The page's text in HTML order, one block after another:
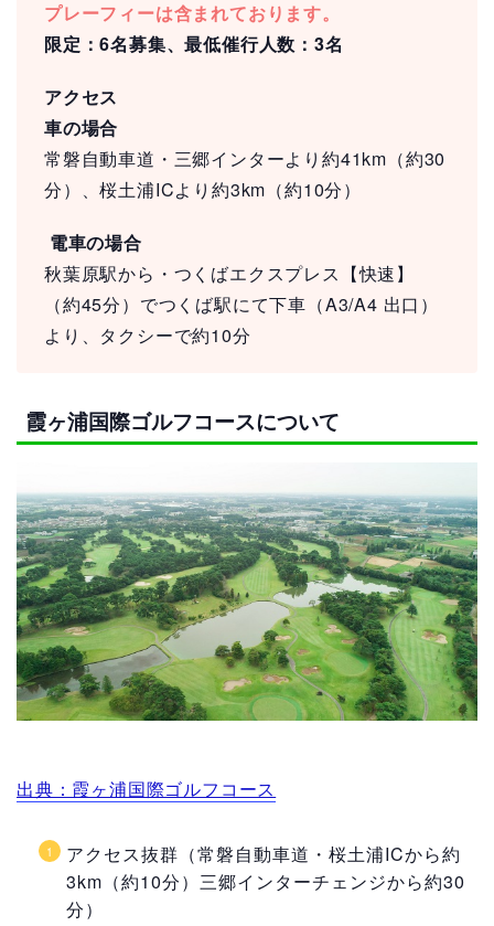
プレーフィーは含まれております。
限定：6名募集、最低催行人数：3名
アクセス
車の場合
常磐自動車道・三郷インターより約41km（約30
分）、桜土浦ICより約3km（約10分）
電車の場合
秋葉原駅から・つくばエクスプレス【快速】
（約45分）でつくば駅にて下車（A3/A4 出口）
より、タクシーで約10分
霞ヶ浦国際ゴルフコースについて
出典：霞ヶ浦国際ゴルフコース
アクセス抜群（常磐自動車道・桜土浦ICから約
3km（約10分）三郷インターチェンジから約30
分）